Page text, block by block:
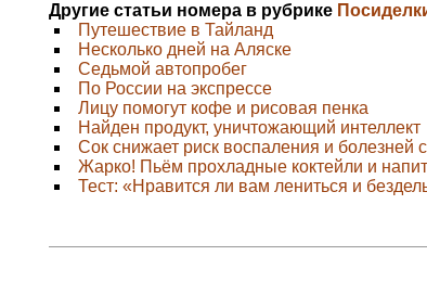
Другие статьи номера в рубрике
Путешествие в Тайланд
Несколько дней на Аляске
Седьмой автопробег
По России на экспрессе
Лицу помогут кофе и рисовая пенка
Найден продукт, уничтожающий интеллект
Сок снижает риск воспаления и болезней
Жарко! Пьём прохладные коктейли и
Тест: «Нравится ли вам лениться и